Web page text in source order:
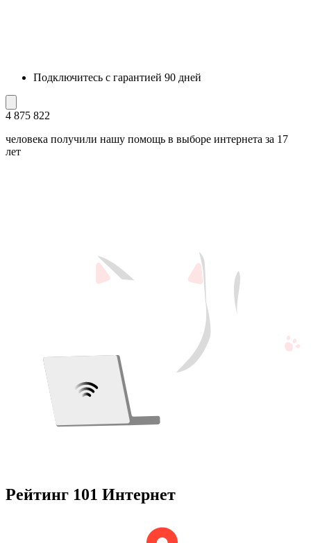
Подключитесь с гарантией 90 дней
4 875 822
человека получили нашу помощь в выборе интернета за 17
лет
Рейтинг 101 Интернет